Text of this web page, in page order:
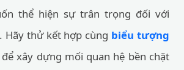
thể hiện sự trân trọng đối với
Hãy thử kết hợp cùng biểu tượng
để xây dựng mối quan hệ bền chặt